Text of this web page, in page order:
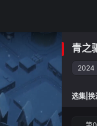
我的观
青之驱
青之
2024
选集|